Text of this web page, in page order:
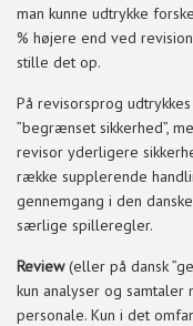
man kunne udtrykke
% højere end ved
stille det op.
På revisorsprog
”begrænset sikkerhed”,
revisor yderligere
række supplerende
gennemgang i den
særlige spilleregler.
Review(eller på dansk
kun analyser og samtaler
personale. Kun i det